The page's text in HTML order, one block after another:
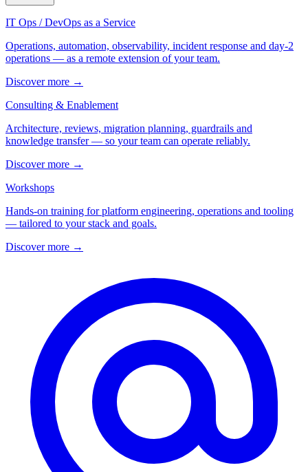
IT Ops / DevOps as a Service
Operations, automation, observability, incident response and day‑2
operations — as a remote extension of your team.
Discover more →
Consulting & Enablement
Architecture, reviews, migration planning, guardrails and
knowledge transfer — so your team can operate reliably.
Discover more →
Workshops
Hands-on training for platform engineering, operations and tooling
— tailored to your stack and goals.
Discover more →